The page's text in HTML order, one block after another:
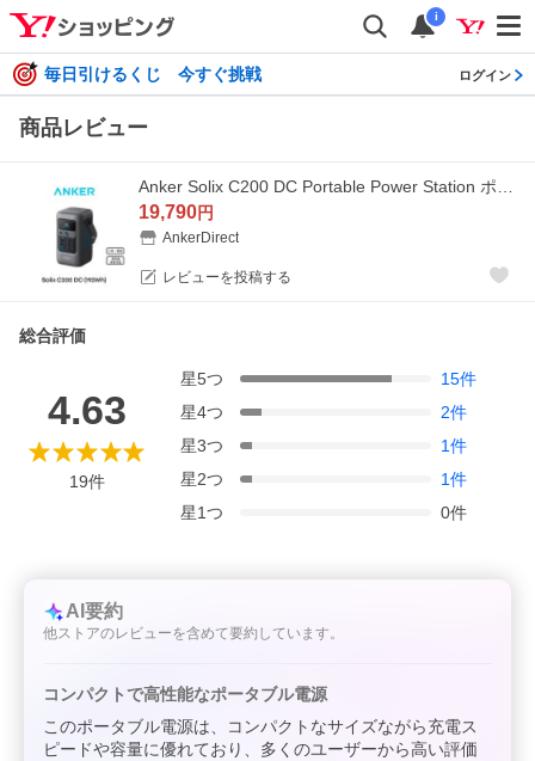
i
毎日引けるくじ 今すぐ挑戦 ログイン
商品レビュー
19,790円
AnkerDirect
レビューを投稿する
総合評価
4.63
19件
星5つ 15件
星4つ 2件
星3つ 1件
星2つ 1件
星1つ 0件
AI要約
他ストアのレビューを含めて要約しています。
コンパクトで高性能なポータブル電源
このポータブル電源は、コンパクトなサイズながら充電ス
ピードや容量に優れており、多くのユーザーから高い評価